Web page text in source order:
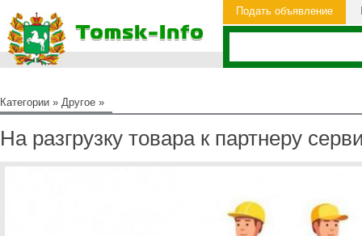
Подать объявление
Категории » Другое »
На разгрузку товара к партнеру